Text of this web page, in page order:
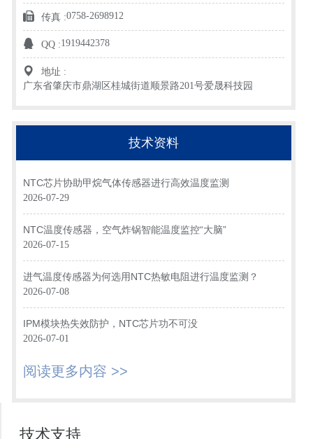
传真 :0758-2698912
QQ :1919442378
地址 :
广东省肇庆市鼎湖区桂城街道顺景路201号爱晟科技园
技术资料
NTC芯片协助甲烷气体传感器进行高效温度监测
2026-07-29
NTC温度传感器，空气炸锅智能温度监控“大脑”
2026-07-15
进气温度传感器为何选用NTC热敏电阻进行温度监测？
2026-07-08
IPM模块热失效防护，NTC芯片功不可没
2026-07-01
阅读更多内容 >>
技术支持